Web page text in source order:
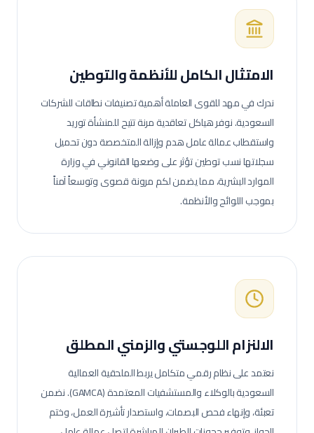
الامتثال الكامل للأنظمة والتوطين
ندرك في مهد للقوى العاملة أهمية تصنيفات نطاقات للشركات
السعودية. نوفر هياكل تعاقدية مرنة تتيح للمنشأة توريد
واستقطاب عمالةعامل هدم وإزالةالمتخصصة دون تحميل
سجلاتها نسب توطين تؤثر على وضعها القانوني في وزارة
الموارد البشرية، مما يضمن لكم مرونة قصوى وتوسعاً آمناً
بموجب اللوائح والأنظمة.
الالنزام اللوجستي والزمني المطلق
نعتمد على نظام رقمي متكامل يربط الملحقية العمالية
السعودية بالوكلاء والمستشفيات المعتمدة (GAMCA). نضمن
تعبئة، وإنهاء فحص البصمات، واستصدار تأشيرة العمل، وختم